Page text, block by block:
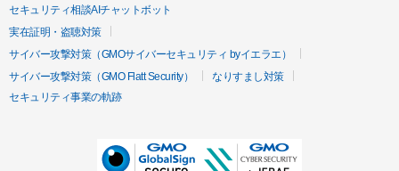
セキュリティ相談AIチャットボット
実在証明・盗聴対策
サイバー攻撃対策（GMOサイバーセキュリティ byイエラエ）
サイバー攻撃対策（GMO Flatt Security）
なりすまし対策
セキュリティ事業の軌跡